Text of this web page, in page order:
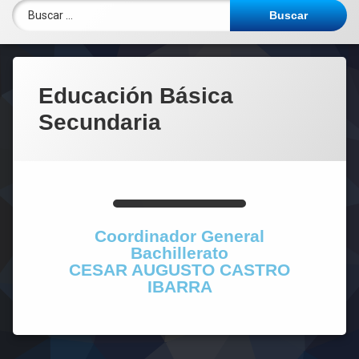
Documentos de preparación
Pagos Virtuales
Menú Escolar
Educación Básica
Secundaria
Coordinador General
Bachillerato
CESAR AUGUSTO CASTRO
IBARRA